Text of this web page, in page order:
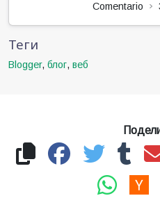
Comentario
Теги
Blogger, блог, веб